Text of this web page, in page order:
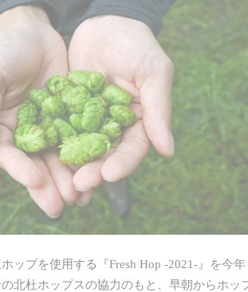
ップを使用する『Fresh Hop -2021-』を今年
北杜ホップスの協力のもと、早朝からホッ